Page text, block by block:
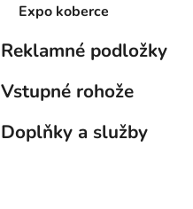
Expo koberce
Reklamné podložky
Vstupné rohože
Doplňky a služby